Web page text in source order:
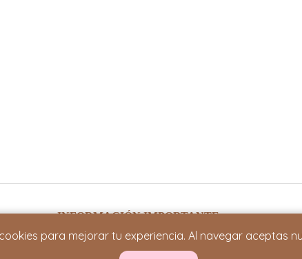
INFORMACIÓN IMPORTANTE
Términos y Condiciones
cookies para mejorar tu experiencia. Al navegar aceptas